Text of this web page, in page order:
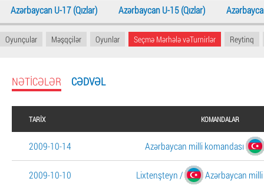
Azərbaycan U-17 (Qızlar) Azərbaycan U-15 (Qızlar)
Oyunçular Məşqçilər Oyunlar Seçmə Mərhələ vəTurnirlər Reytinq
NƏTICƏLƏR CƏDVƏL
TARIX KOMANDALAR
2009-10-14 Azərbaycan milli komandası
2009-10-10 Lixtenşteyn / Azərbaycan